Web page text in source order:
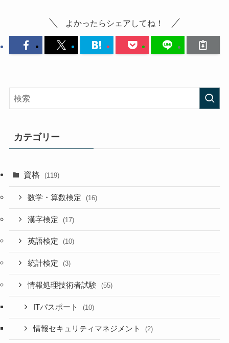
よかったらシェアしてね！
カテゴリー
資格 (119)
数学・算数検定 (16)
漢字検定 (17)
英語検定 (10)
統計検定 (3)
情報処理技術者試験 (55)
ITパスポート (10)
情報セキュリティマネジメント (2)